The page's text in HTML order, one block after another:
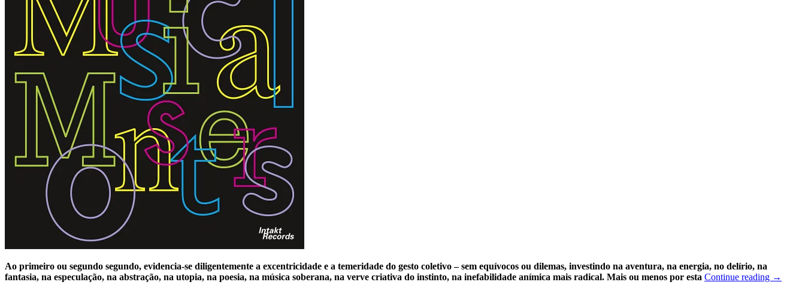
Ao primeiro ou segundo segundo, evidencia-se diligentemente a excentricidade e a temeridade do gesto coletivo – sem equívocos ou dilemas, investindo na aventura, na energia, no delírio, na
fantasia, na especulação, na abstração, na utopia, na poesia, na música soberana, na verve criativa do instinto, na inefabilidade anímica mais radical. Mais ou menos por esta Continue reading →